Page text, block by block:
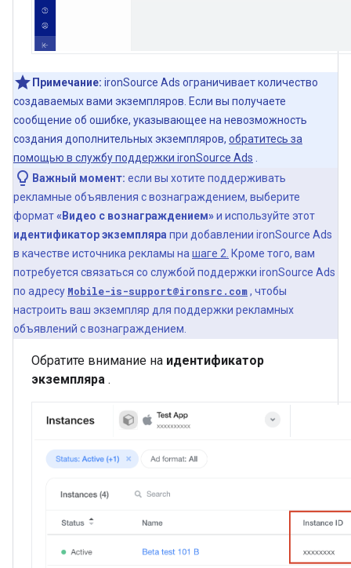
Примечание: ironSource Ads ограничивает количество
создаваемых вами экземпляров. Если вы получаете
сообщение об ошибке, указывающее на невозможность
создания дополнительных экземпляров, обратитесь за
помощью в службу поддержки ironSource Ads .
Важный момент: если вы хотите поддерживать
рекламные объявления с вознаграждением, выберите
формат«Видео с вознаграждением»и используйте этот
идентификатор экземпляра при добавлении ironSource Ads
в качестве источника рекламы нашаге 2. Кроме того, вам
потребуется связаться со службой поддержки ironSource Ads
по адресу Mobile-is-support@ironsrc.com, чтобы
настроить ваш экземпляр для поддержки рекламных
объявлений с вознаграждением.
Обратите внимание на идентификатор
экземпляра .